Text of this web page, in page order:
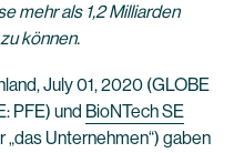
mehr als 1,2 Milliarden
können.
July 01, 2020 (GLOBE
PFE) und BioNTech SE
„das Unternehmen“) gaben